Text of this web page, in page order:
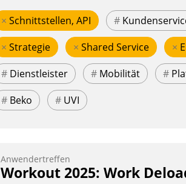
× Schnittstellen, API #
× Strategie × Shared Service ×
# Dienstleister # Mobilität #
# Beko # UVI
Anwendertreffen
Workout 2025: Work